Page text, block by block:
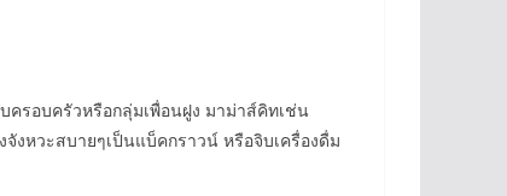
รอบครัวหรือกลุ่มเพื่อนฝูง มาม่าส์คิทเช่น
งหวะสบายๆเป็นแบ็คกราวน์ หรือจิบเครื่องดื่ม